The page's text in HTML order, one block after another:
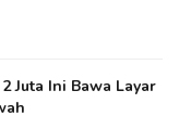
Juta Ini Bawa Layar